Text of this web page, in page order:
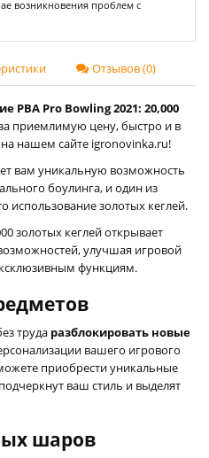
возникновения проблем с
Отзывов (0)
PBA Pro Bowling 2021: 20,000
приемлимую цену, быстро и в
нашем сайте igronovinka.ru!
вам уникальную возможность
боулинга, и один из
использование золотых кеглей.
золотых кеглей открывает
улучшая игровой
функциям.
труда разблокировать новые
вашего игрового
приобрести уникальные
ваш стиль и выделят
шаров